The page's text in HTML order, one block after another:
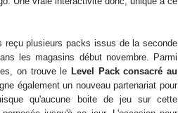
reçu plusieurs packs issus de la seconde
les magasins début novembre. Parmi
on trouve le Level Pack consacré au
également un nouveaupartenariat pour
qu'aucune boite de jeu sur cette